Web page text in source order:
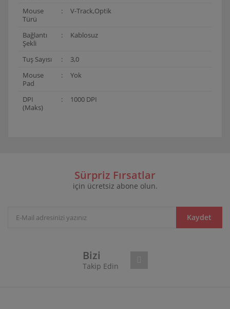
Mouse
Türü
: V-Track,Optik
Bağlantı
Şekli
: Kablosuz
Tuş Sayısı :
3,0
Mouse
Pad
: Yok
DPI
(Maks)
: 1000 DPI
Yorum Yaz
Ürün resmi kalitesiz, bozuk veya görüntülenemiyor.
Ürün bilgilerinde hatalar bulunuyor.
Sürpriz Fırsatlar
için ücretsiz abone olun.
Kaydet
Bizi
Takip Edin